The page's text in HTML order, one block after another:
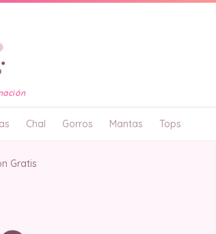
Chal Gorros Mantas Tops
Gratis